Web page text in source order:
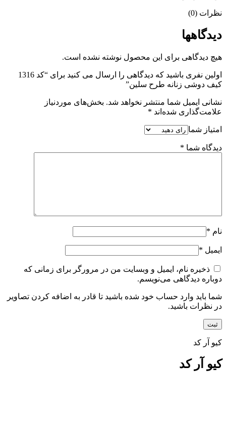
نظرات (0)
دیدگاهها
هیچ دیدگاهی برای این محصول نوشته نشده است.
اولین نفری باشید که دیدگاهی را ارسال می کنید برای “کد 1316
کیف دوشی زنانه طرح سلین”
نشانی ایمیل شما منتشر نخواهد شد. بخش‌های موردنیاز
علامت‌گذاری شده‌اند *
امتیاز شما
دیدگاه شما *
نام *
ایمیل *
ذخیره نام، ایمیل و وبسایت من در مرورگر برای زمانی که
دوباره دیدگاهی می‌نویسم.
شما باید وارد حساب خود شده باشید تا قادر به اضافه کردن تصاویر
در نظرات باشید.
کیو آر کد
کیو آر کد